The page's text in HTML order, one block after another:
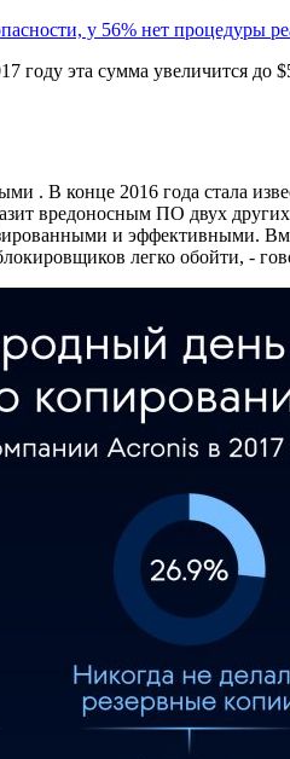
у 56% нет процедуры
году эта сумма увеличится
. В конце 2016 года стала
вредоносным ПО двух
и эффективными.
легко обойти, -